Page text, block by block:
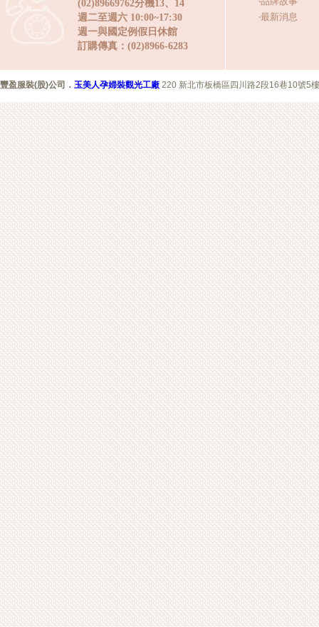
(02)89669762分機13、14
週二至週六 10:00~17:30
週一與國定例假日休館
訂購傳真：(02)8966-6283
‧最新消息
豐盈服裝(股)公司 ． 玉美人孕婦裝觀光工廠 220 新北市板橋區四川路2段16巷10號